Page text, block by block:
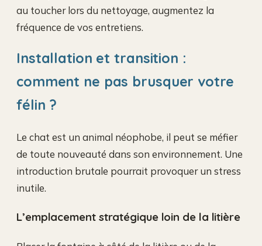
au toucher lors du nettoyage, augmentez la
fréquence de vos entretiens.
Installation et transition :
comment ne pas brusquer votre
félin ?
Le chat est un animal néophobe, il peut se méfier
de toute nouveauté dans son environnement. Une
introduction brutale pourrait provoquer un stress
inutile.
L’emplacement stratégique loin de la litière